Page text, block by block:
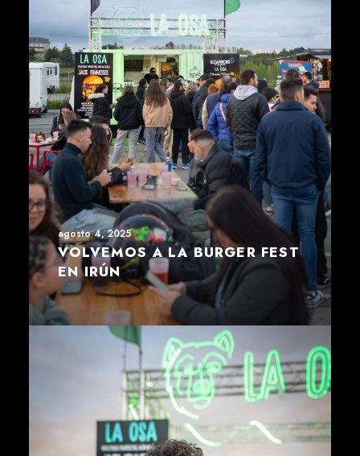
agosto 4, 2025
VOLVEMOS A LA BURGER FEST
EN IRÚN